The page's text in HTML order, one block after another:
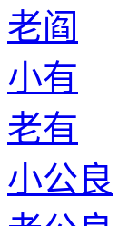
老阎
小有
老有
小公良